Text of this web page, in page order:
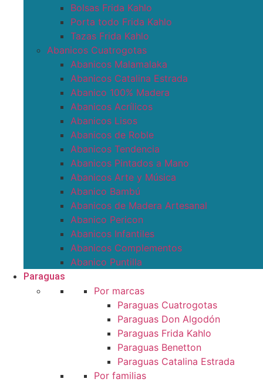
Bolsas Frida Kahlo
Porta todo Frida Kahlo
Tazas Frida Kahlo
Abanicos Cuatrogotas
Abanicos Malamalaka
Abanicos Catalina Estrada
Abanico 100% Madera
Abanicos Acrílicos
Abanicos Lisos
Abanicos de Roble
Abanicos Tendencia
Abanicos Pintados a Mano
Abanicos Arte y Música
Abanico Bambú
Abanicos de Madera Artesanal
Abanico Pericon
Abanicos Infantiles
Abanicos Complementos
Abanico Puntilla
Paraguas
Por marcas
Paraguas Cuatrogotas
Paraguas Don Algodón
Paraguas Frida Kahlo
Paraguas Benetton
Paraguas Catalina Estrada
Por familias